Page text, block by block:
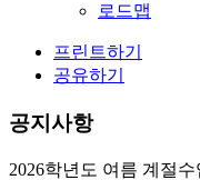
로드맵
프린트하기
공유하기
공지사항
2026학년도 여름 계절